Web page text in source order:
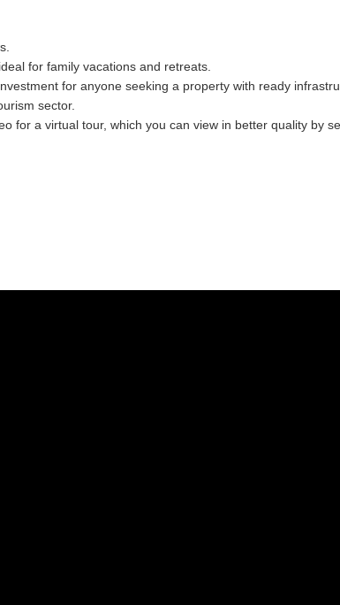
for family vacations and retreats.
for anyone seeking a property with ready
sector.
for a virtual tour, which you can view in better quality by